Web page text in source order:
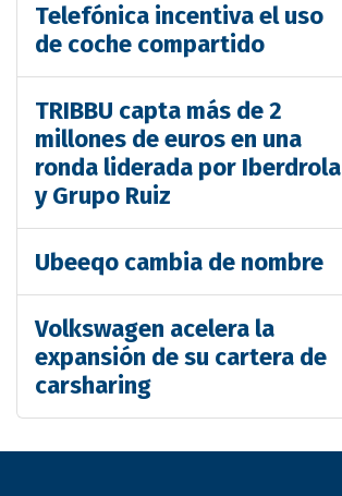
Telefónica incentiva el uso
de coche compartido
TRIBBU capta más de 2
millones de euros en una
ronda liderada por Iberdrola
y Grupo Ruiz
Ubeeqo cambia de nombre
Volkswagen acelera la
expansión de su cartera de
carsharing